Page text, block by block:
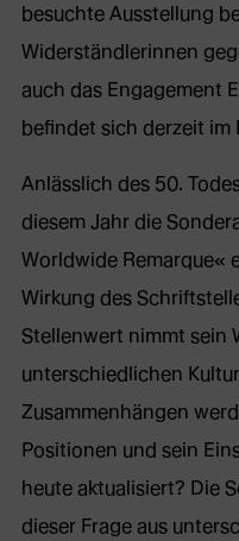
besuchte Ausstellung
Widerständlerinnen
auch das Engagement
befindet sich derzeit im
Anlässlich des 50.
diesem Jahr die
Worldwide Remarque«
Wirkung des
Stellenwert nimmt sein
unterschiedlichen
Zusammenhängen
Positionen und sein
heute aktualisiert? Die
dieser Frage aus